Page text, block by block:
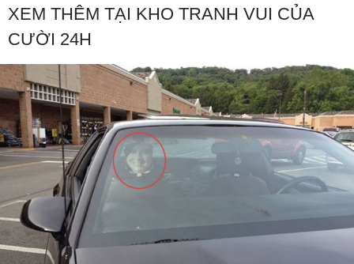
XEM THÊM TẠI KHO TRANH VUI CỦA
CƯỜI 24H